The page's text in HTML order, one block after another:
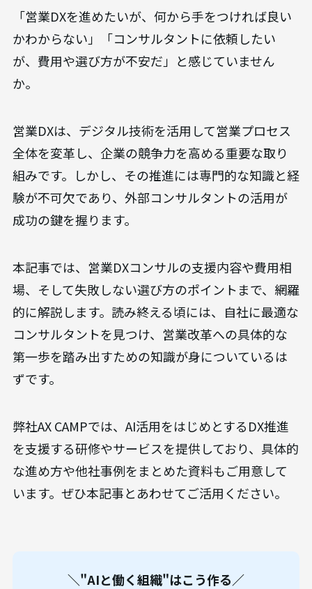
「営業DXを進めたいが、何から手をつければ良い
かわからない」「コンサルタントに依頼したい
が、費用や選び方が不安だ」と感じていません
か。
営業DXは、デジタル技術を活用して営業プロセス
全体を変革し、企業の競争力を高める重要な取り
組みです。しかし、その推進には専門的な知識と経
験が不可欠であり、外部コンサルタントの活用が
成功の鍵を握ります。
本記事では、営業DXコンサルの支援内容や費用相
場、そして失敗しない選び方のポイントまで、網羅
的に解説します。読み終える頃には、自社に最適な
コンサルタントを見つけ、営業改革への具体的な
第一歩を踏み出すための知識が身についているは
ずです。
弊社AX CAMPでは、AI活用をはじめとするDX推進
を支援する研修やサービスを提供しており、具体的
な進め方や他社事例をまとめた資料もご用意して
います。ぜひ本記事とあわせてご活用ください。
＼"AIと働く組織"はこう作る／